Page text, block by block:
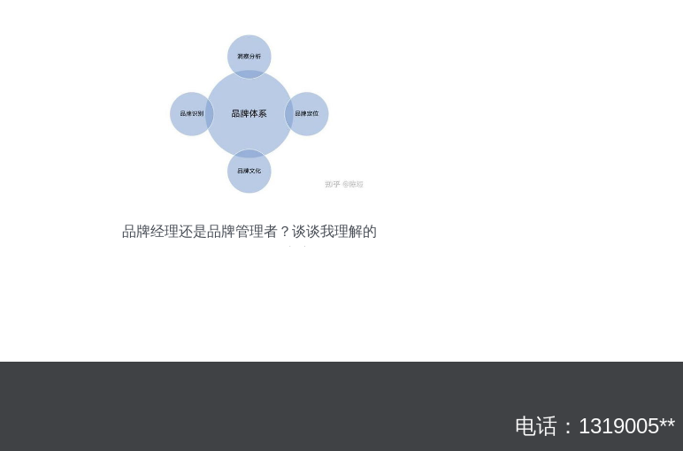
品牌经理还是品牌管理者？谈谈我理解的
电话：1319005**